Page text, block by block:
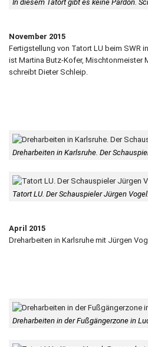
In diesem Tatort gibt es keine Pardon.
November 2015
Fertigstellung von Tatort LU beim SWR
ist Martina Butz-Kofer, Mischtonmeister
schreibt Dieter Schleip.
Dreharbeiten in Karlsruhe. Der
Tatort LU. Der Schauspieler Jürgen
April 2015
Dreharbeiten in Karlsruhe mit Jürgen
Dreharbeiten in der Fußgängerzone in